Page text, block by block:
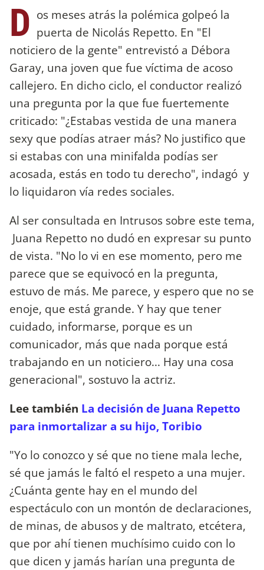
D os meses atrás la polémica golpeó la
puerta de Nicolás Repetto. En "El
noticiero de la gente" entrevistó a Débora
Garay, una joven que fue víctima de acoso
callejero. En dicho ciclo, el conductor realizó
una pregunta por la que fue fuertemente
criticado: "¿Estabas vestida de una manera
sexy que podías atraer más? No justifico que
si estabas con una minifalda podías ser
acosada, estás en todo tu derecho", indagó y
lo liquidaron vía redes sociales.
Al ser consultada en Intrusos sobre este tema,
Juana Repetto no dudó en expresar su punto
de vista. "No lo vi en ese momento, pero me
parece que se equivocó en la pregunta,
estuvo de más. Me parece, y espero que no se
enoje, que está grande. Y hay que tener
cuidado, informarse, porque es un
comunicador, más que nada porque está
trabajando en un noticiero... Hay una cosa
generacional", sostuvo la actriz.
Lee también La decisión de Juana Repetto
para inmortalizar a su hijo, Toribio
"Yo lo conozco y sé que no tiene mala leche,
sé que jamás le faltó el respeto a una mujer.
¿Cuánta gente hay en el mundo del
espectáculo con un montón de declaraciones,
de minas, de abusos y de maltrato, etcétera,
que por ahí tienen muchísimo cuido con lo
que dicen y jamás harían una pregunta de